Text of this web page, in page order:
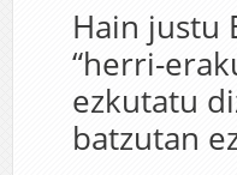
Hain justu
“herri-
ezkutatu
batzutan